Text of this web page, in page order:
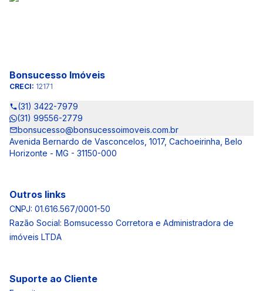
Bonsucesso Imóveis
CRECI: 12171
(31) 3422-7979
(31) 99556-2779
bonsucesso@bonsucessoimoveis.com.br
Avenida Bernardo de Vasconcelos, 1017, Cachoeirinha, Belo
Horizonte - MG - 31150-000
Outros links
CNPJ: 01.616.567/0001-50
Razão Social: Bomsucesso Corretora e Administradora de
imóveis LTDA
Suporte ao Cliente